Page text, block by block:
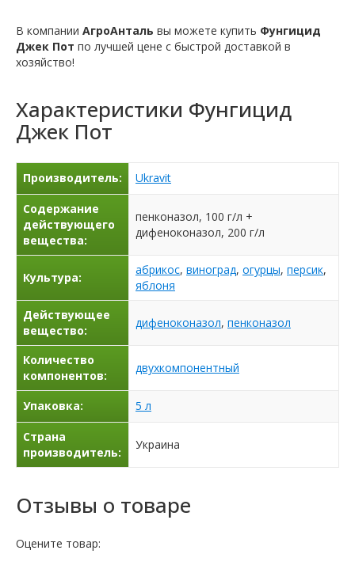
В компании АгроАнталь вы можете купить Фунгицид
Джек Пот по лучшей цене с быстрой доставкой в
хозяйство!
Характеристики Фунгицид
Джек Пот
Производитель: Ukravit
Содержание
действующего
вещества:
пенконазол, 100 г/л +
дифеноконазол, 200 г/л
Культура:
абрикос, виноград, огурцы, персик,
яблоня
Действующее
вещество:
дифеноконазол, пенконазол
Количество
компонентов:
двухкомпонентный
Упаковка: 5 л
Страна
производитель:
Украина
Отзывы о товаре
Оцените товар: